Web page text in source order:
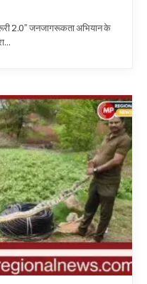
2.0” जनजागरूकता अभियान के